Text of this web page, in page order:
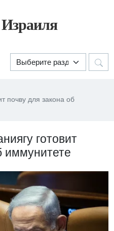
почву для закона об
готовит
иммунитете